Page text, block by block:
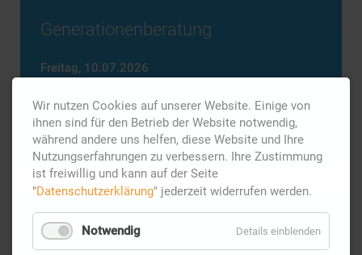
Generationenberatung
Freitag, 10.07.2026
Weiterlesen … Generationenberatung
Notfallvorsorge
Wir nutzen Cookies auf unserer Website. Einige von
ihnen sind für den Betrieb der Website notwendig,
während andere uns helfen, diese Website und Ihre
Nutzungserfahrungen zu verbessern. Ihre Zustimmung
ist freiwillig und kann auf der Seite
"Datenschutzerklärung" jederzeit widerrufen werden.
Notwendig Details einblenden